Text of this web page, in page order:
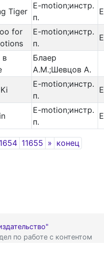
Tiger
E-motion;инстр.
п.
for
E-motion;инстр.
п.
в
Блаер
А.М.;Шевцов А.
E-motion;инстр.
п.
E-motion;инстр.
п.
11655 » Next
конец
по работе с контентом